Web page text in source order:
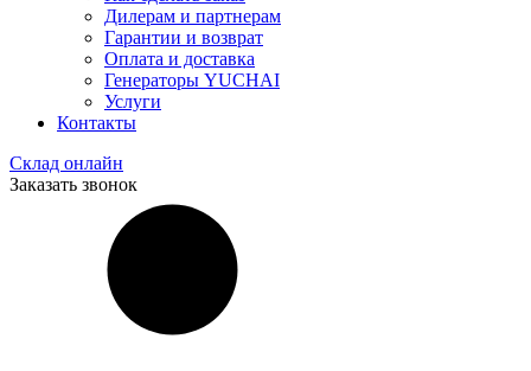
Дилерам и партнерам
Гарантии и возврат
Оплата и доставка
Генераторы YUCHAI
Услуги
Контакты
Склад онлайн
Заказать звонок